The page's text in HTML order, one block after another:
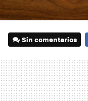
Sin comentarios